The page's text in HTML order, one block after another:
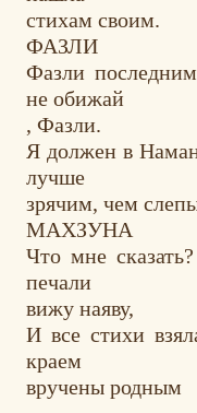
стихам своим.
ФАЗЛИ
Фазли
не обижай
, Фазли.
Я должен в
лучше
зрячим, чем
МАХЗУНА
Что мне
печали
вижу наяву,
И все стихи
краем
вручены родным